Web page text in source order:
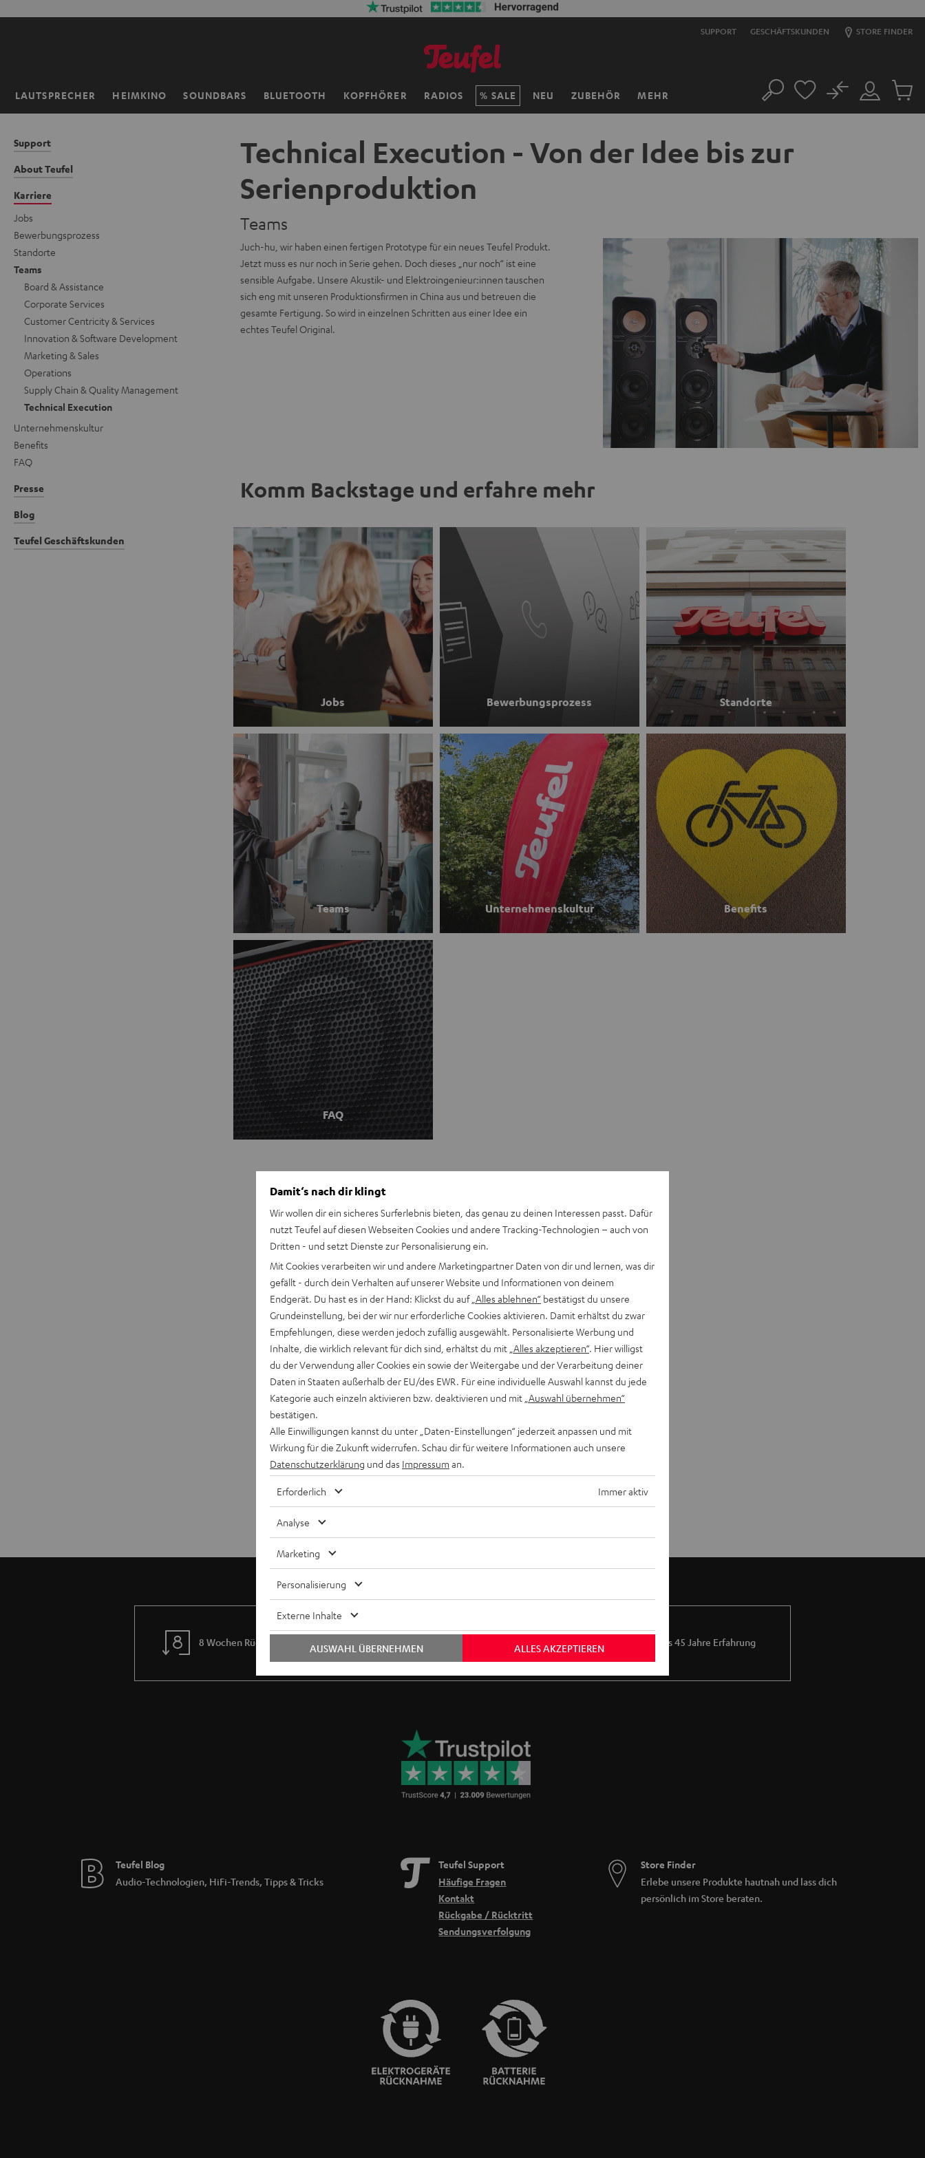
SUPPORT GESCHÄFTSKUNDEN STORE FINDER
LAUTSPRECHER HEIMKINO SOUNDBARS BLUETOOTH KOPFHÖRER RADIOS SALE NEU ZUBEHÖR MEHR
Startseite Suche
Mein
Konto
No
Artikel
Support
About Teufel
Karriere
Jobs
Bewerbungsprozess
Standorte
Teams
Board & Assistance
Corporate Services
Customer Centricity & Services
Innovation & Software Development
Marketing & Sales
Operations
Supply Chain & Quality Management
Technical Execution
Unternehmenskultur
Benefits
FAQ
Presse
Blog
Teufel Geschäftskunden
Technical Execution - Von der Idee bis zur
Serienproduktion
Teams
Juch-hu, wir haben einen fertigen Prototype für ein neues Teufel Produkt.
Jetzt muss es nur noch in Serie gehen. Doch dieses „nur noch“ ist eine
sensible Aufgabe. Unsere Akustik- und Elektroingenieur:innen tauschen
sich eng mit unseren Produktionsfirmen in China aus und betreuen die
gesamte Fertigung. So wird in einzelnen Schritten aus einer Idee ein
echtes Teufel Original.
Komm Backstage und erfahre mehr
Jobs Bewerbungsprozess Standorte
Teams Unternehmenskultur Benefits
FAQ
8 Wochen Rückgaberecht Mehr als 45 Jahre Erfahrung
Teufel Blog
Audio-Technologien, HiFi-Trends, Tipps & Tricks
Teufel Support
Häufige Fragen
Kontakt
Rückgabe / Rücktritt
Sendungsverfolgung
Store Finder
Erlebe unsere Produkte hautnah und lass dich
persönlich im Store beraten.
Damit‘s nach dir klingt
Wir wollen dir ein sicheres Surferlebnis bieten, das genau zu deinen Interessen passt. Dafür
nutzt Teufel auf diesen Webseiten Cookies und andere Tracking-Technologien – auch von
Dritten - und setzt Dienste zur Personalisierung ein.
Mit Cookies verarbeiten wir und andere Marketingpartner Daten von dir und lernen, was dir
gefällt - durch dein Verhalten auf unserer Website und Informationen von deinem
Endgerät. Du hast es in der Hand: Klickst du auf „Alles ablehnen“ bestätigst du unsere
Grundeinstellung, bei der wir nur erforderliche Cookies aktivieren. Damit erhältst du zwar
Empfehlungen, diese werden jedoch zufällig ausgewählt. Personalisierte Werbung und
Inhalte, die wirklich relevant für dich sind, erhältst du mit „Alles akzeptieren“. Hier willigst
du der Verwendung aller Cookies ein sowie der Weitergabe und der Verarbeitung deiner
Daten in Staaten außerhalb der EU/des EWR. Für eine individuelle Auswahl kannst du jede
Kategorie auch einzeln aktivieren bzw. deaktivieren und mit „Auswahl übernehmen“
bestätigen.
Alle Einwilligungen kannst du unter „Daten-Einstellungen“ jederzeit anpassen und mit
Wirkung für die Zukunft widerrufen. Schau dir für weitere Informationen auch unsere
Datenschutzerklärung und das Impressum an.
Erforderlich Immer aktiv
Analyse
Marketing
Personalisierung
Externe Inhalte
ALLES AKZEPTIEREN
AUSWAHL ÜBERNEHMEN